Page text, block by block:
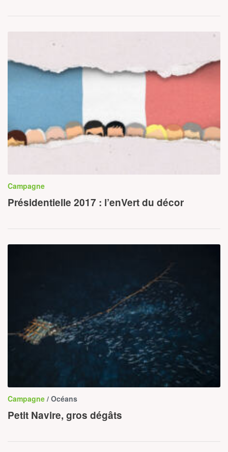
Campagne
Présidentielle 2017 : l’enVert du décor
Campagne / Océans
Petit Navire, gros dégâts